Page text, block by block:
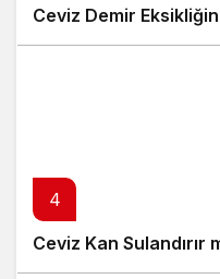
Ceviz Demir
4
Ceviz Kan Sulandırır